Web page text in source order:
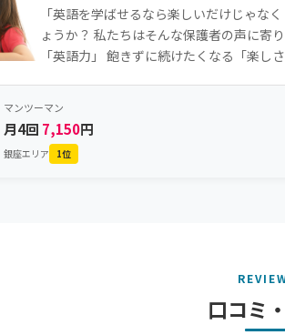
「英語を学ばせるなら楽しいだけじゃな
ょうか？ 私たちはそんな保護者の声に寄
「英語力」 飽きずに続けたくなる「楽しさ
マンツーマン
月4回 7,150円
銀座エリア 1位
口コミ